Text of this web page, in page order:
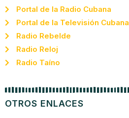
Portal de la Radio Cubana
Portal de la Televisión Cubana
Radio Rebelde
Radio Reloj
Radio Taíno
OTROS ENLACES